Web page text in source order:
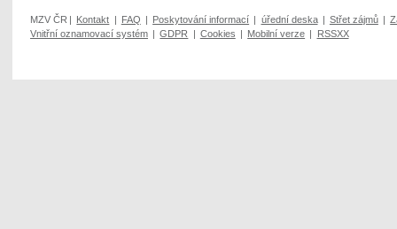
MZV ČR | Kontakt | FAQ | Poskytování informací | úřední deska | Střet zájmů |
Vnitřní oznamovací systém | GDPR | Cookies | Mobilní verze | RSSXX